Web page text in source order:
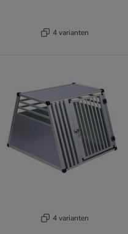
4 varianten
4 varianten